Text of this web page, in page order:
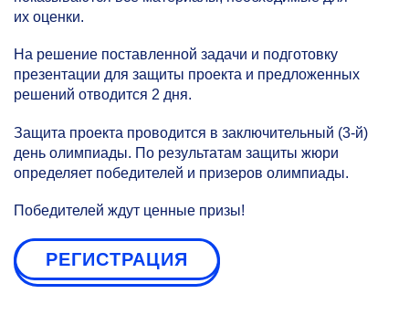
их оценки.
На решение поставленной задачи и подготовку
презентации для защиты проекта и предложенных
решений отводится 2 дня.
Защита проекта проводится в заключительный (3-й)
день олимпиады. По результатам защиты жюри
определяет победителей и призеров олимпиады.
Победителей ждут ценные призы!
РЕГИСТРАЦИЯ